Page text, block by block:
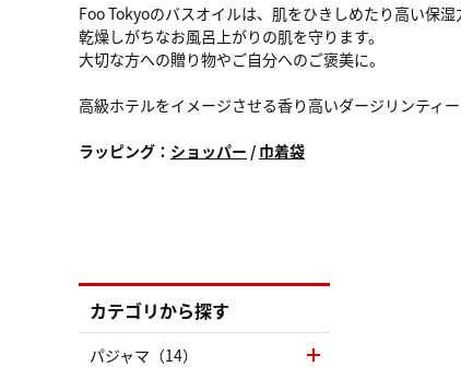
Foo Tokyoのバスオイルは、肌をひきしめたり高い保
乾燥しがちなお風呂上がりの肌を守ります。
大切な方への贈り物やご自分へのご褒美に。
高級ホテルをイメージさせる香り高いダージリンティ
ラッピング： ショッパー / 巾着袋
カテゴリから探す
パジャマ（14）